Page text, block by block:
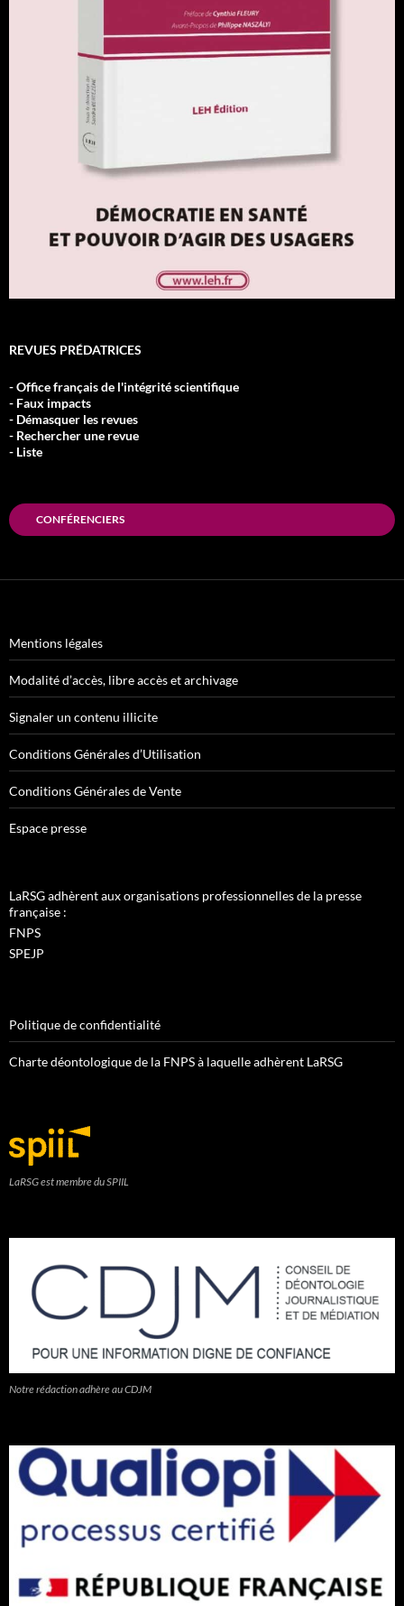
REVUES PRÉDATRICES
- Office français de l'intégrité scientifique
- Faux impacts
- Démasquer les revues
- Rechercher une revue
- Liste
CONFÉRENCIERS
Mentions légales
Modalité d’accès, libre accès et archivage
Signaler un contenu illicite
Conditions Générales d’Utilisation
Conditions Générales de Vente
Espace presse
LaRSG adhèrent aux organisations professionnelles de la presse
française :
FNPS
SPEJP
Politique de confidentialité
Charte déontologique de la FNPS à laquelle adhèrent LaRSG
LaRSG est membre du SPIIL
Notre rédaction adhère au CDJM